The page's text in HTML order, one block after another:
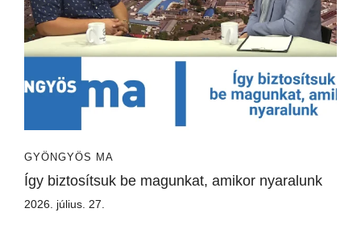
GYÖNGYÖS MA
Így biztosítsuk be magunkat, amikor nyaralunk
2026. július. 27.